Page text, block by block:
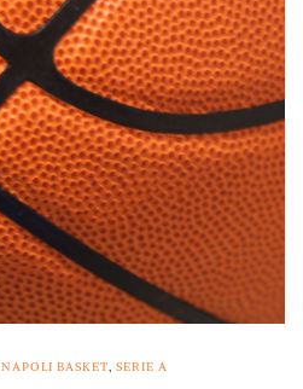
NAPOLI BASKET, SERIE A